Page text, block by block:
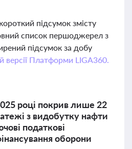
підсумок змісту
список першоджерел з
підсумок за добу
версії Платформи LIGA360.
році покрив лише 22
з видобутку нафти
податкові
оборони